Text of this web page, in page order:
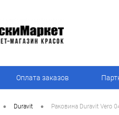
Оплата заказов
• Duravit • Раковина Duravit Vero